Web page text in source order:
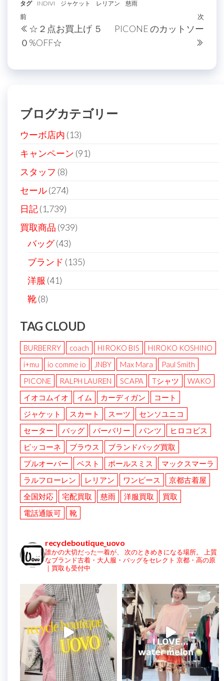
タグ INDIVI ジャケット レリアン 慈雨
投
稿
ナ
ビ
シ
ョ
ン
過
去
の
前
☆２点お買上げ ５
０%OFF☆
次
次
PICONE のカットソー
ブログカテゴリー
ウーボ店内 (13)
キャンペーン (91)
スタッフ (8)
セール(274)
日記(1,739)
買取商品 (939)
バッグ(43)
ブランド (135)
洋服 (41)
靴(8)
TAG CLOUD
BURBERRY coach HIROKO BIS
HIROKO KOSHINO
i+mu
io comme io JNBY Max Mara
Paul Smith
PICONE
RALPH LAUREN SCAPA Tシャツ
WAKO
イオコムイオ
イム カーディガン
コート
ジャケット
スカート スーツ
センソユニコ
セーター
バッグ バーバリー パンツ
ヒロコビス
ピッコーネ
ブラウス
ブランドバッグ買取
プルオーバー
ベスト ポールスミス
マックスマーラ
ラルフローレン
レリアン ワンピース
京都古着屋
全国対応
宅配買取 慈雨 洋服買取
買取
電話通販可
靴
recycleboutique_uovo
誰かの大切だった一着が、 次のときめきになる場所。
上質
なブランド古着・大人服・バッグをセレクト 京都・高の原
｜買取も受付中